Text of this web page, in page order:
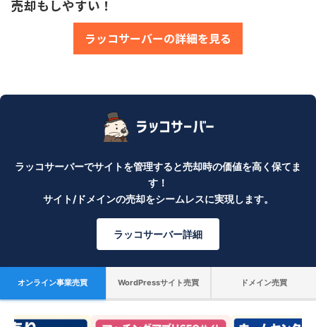
売却もしやすい！
ラッコサーバーの詳細を見る
ラッコサーバーでサイトを管理すると売却時の価値を高く保てま
す！
サイト/ドメインの売却をシームレスに実現します。
ラッコサーバー詳細
オンライン事業売買 WordPressサイト売買 ドメイン売買